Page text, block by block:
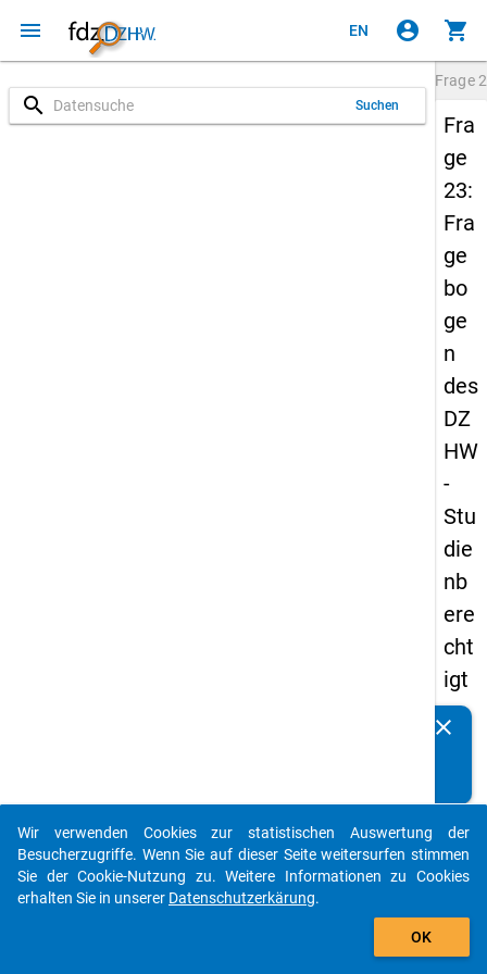
menu EN account_circle shopping_cart
search Suchen
Frage
Fra
ge
23:
Fra
ge
bo
ge
n
des
DZ
HW
-
Stu
die
nb
ere
cht
igt
en
s
20
08
clear
auto_stories
add_shopping_cart
Wir verwenden Cookies zur statistischen Auswertung der
Besucherzugriffe. Wenn Sie auf dieser Seite weitersurfen stimmen
Sie der Cookie-Nutzung zu. Weitere Informationen zu Cookies
erhalten Sie in unserer Datenschutzerkärung.
OK